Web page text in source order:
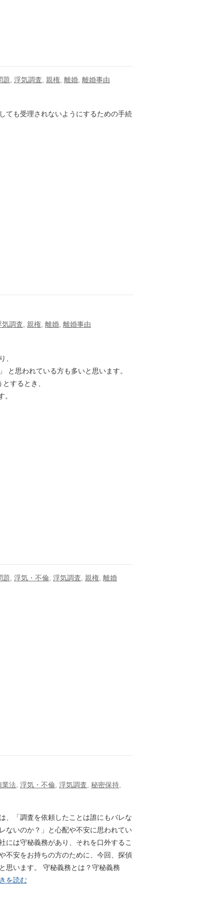
題 浮気調査 親権 離婚 離婚事由
ても受理されないようにするための手続
気調査 親権 離婚 離婚事由
、
と思われている方も多いと思います。
するとき、
題 浮気・不倫 浮気調査 親権 離婚
業法 浮気・不倫 浮気調査 秘密保持
、「調査を依頼したことは誰にもバレな
ないのか？」と心配や不安に思われてい
には守秘義務があり、それを口外するこ
不安をお持ちの方のために、今回、探偵
思います。 守秘義務とは？守秘義務
を読む